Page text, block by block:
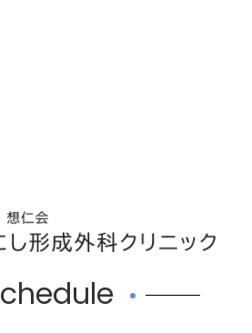
chedule